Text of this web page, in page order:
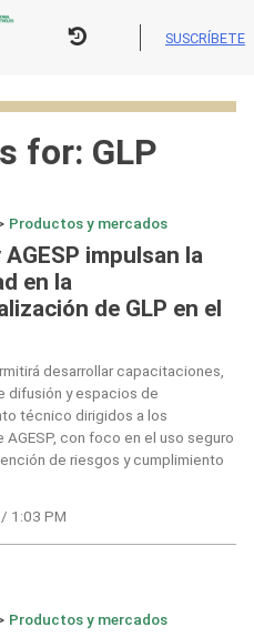
SUSCRÍBETE
for: GLP
Productos y mercados
AGESP impulsan la
en la
de GLP en el
desarrollar capacitaciones,
difusión y espacios de
técnico dirigidos a los
AGESP, con foco en el uso seguro
de riesgos y cumplimiento
1:03 PM
Productos y mercados